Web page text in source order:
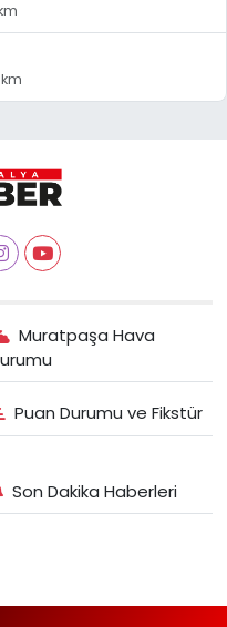
Muratpaşa Hava
Puan Durumu ve Fikstür
Son Dakika Haberleri